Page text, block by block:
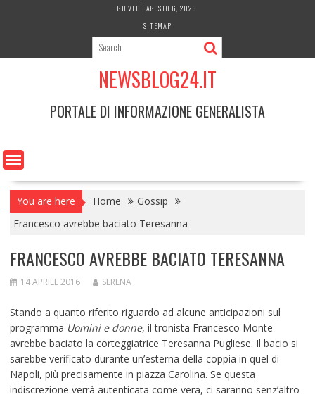
GIOVEDÌ, AGOSTO 6, 2026
SITEMAP
NEWSBLOG24.IT
PORTALE DI INFORMAZIONE GENERALISTA
You are here Home
Gossip
Francesco avrebbe baciato Teresanna
FRANCESCO AVREBBE BACIATO TERESANNA
14 APRILE 2016 SERENA
Stando a quanto riferito riguardo ad alcune anticipazioni sul
programma Uomini e donne, il tronista Francesco Monte
avrebbe baciato la corteggiatrice Teresanna Pugliese. Il bacio si
sarebbe verificato durante un’esterna della coppia in quel di
Napoli, più precisamente in piazza Carolina. Se questa
indiscrezione verrà autenticata come vera, ci saranno senz’altro